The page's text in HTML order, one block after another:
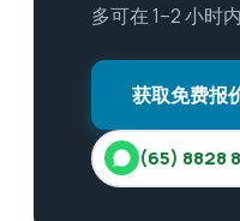
多可在 1–2 小时
获取免费报
(65) 8828